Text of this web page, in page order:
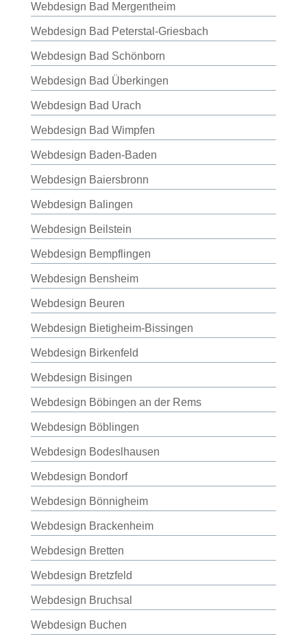
Webdesign Bad Mergentheim
Webdesign Bad Peterstal-Griesbach
Webdesign Bad Schönborn
Webdesign Bad Überkingen
Webdesign Bad Urach
Webdesign Bad Wimpfen
Webdesign Baden-Baden
Webdesign Baiersbronn
Webdesign Balingen
Webdesign Beilstein
Webdesign Bempflingen
Webdesign Bensheim
Webdesign Beuren
Webdesign Bietigheim-Bissingen
Webdesign Birkenfeld
Webdesign Bisingen
Webdesign Böbingen an der Rems
Webdesign Böblingen
Webdesign Bodeslhausen
Webdesign Bondorf
Webdesign Bönnigheim
Webdesign Brackenheim
Webdesign Bretten
Webdesign Bretzfeld
Webdesign Bruchsal
Webdesign Buchen